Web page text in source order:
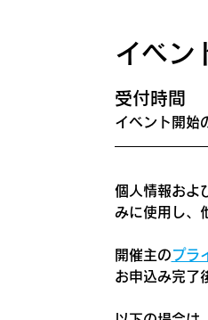
イベン
​受付時間
イベント開始
個人情報およ
みに使用し、
開催主のプラ
お申込み完了